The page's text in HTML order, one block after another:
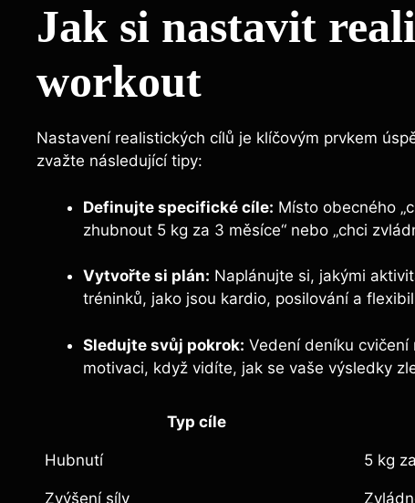
Jak si nastavit
workout
Nastavení realistických cílů je klíčovým prvkem
zvažte následující tipy:
Definujte specifické cíle: Místo obecného
zhubnout 5 kg za 3 měsíce“ nebo „chci
Vytvořte si plán: Naplánujte si, jakými
tréninků, jako jsou kardio, posilování a
Sledujte svůj pokrok: Vedení deníku cvičení
motivaci, když vidíte, jak se vaše výsledky
Typ cíle
Hubnutí 5 kg
Zvýšení síly